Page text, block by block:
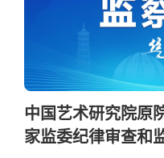
中国艺术研究院原
家监委纪律审查和